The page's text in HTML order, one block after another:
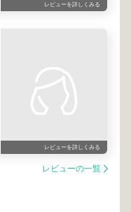
レビューを詳しくみる
レビューを詳しくみる
レビューの一覧